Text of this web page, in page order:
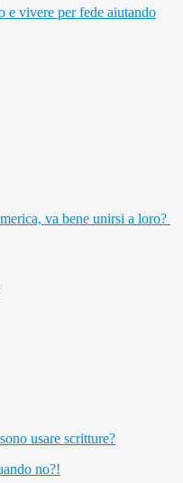
e vivere per fede aiutando
va bene unirsi a loro?
usare scritture?
no?!